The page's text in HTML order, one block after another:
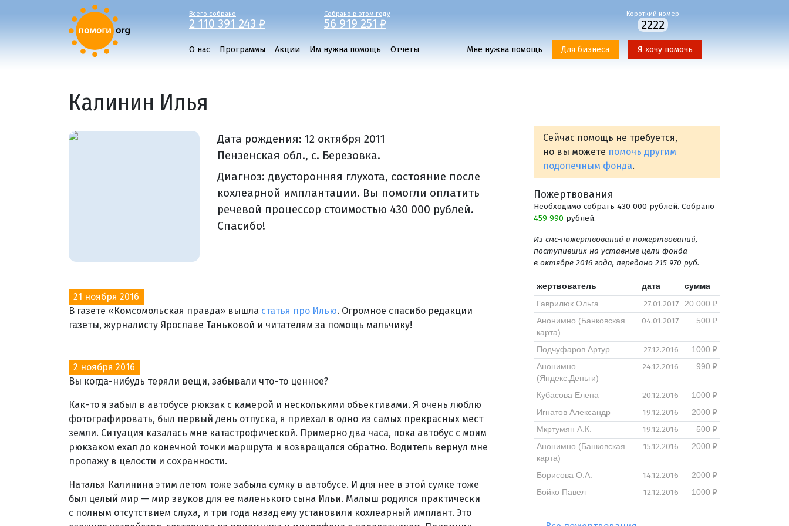
Всего собрано
2 110 391 243 ₽
Собрано в этом году
56 919 251 ₽
Короткий номер
2222
О нас Программы Акции Им нужна помощь Отчеты Мне нужна помощь Для бизнеса Я хочу помочь
Калинин Илья
Дата рождения:12 октября 2011
Пензенская обл., с. Березовка.
Диагноз: двусторонняя глухота, состояние после
кохлеарной имплантации. Вы помогли оплатить
речевой процессор стоимостью 430 000 рублей.
Спасибо!
21 ноября 2016
В газете «Комсомольская правда» вышла статья про Илью. Огромное спасибо редакции
газеты, журналисту Ярославе Таньковой и читателям за помощь мальчику!
2 ноября 2016
Вы когда-нибудь теряли вещи, забывали что-то ценное?
Как-то я забыл в автобусе рюкзак с камерой и несколькими объективами. Я очень люблю
фотографировать, был первый день отпуска, я приехал в одно из самых прекрасных мест
земли. Ситуация казалась мне катастрофической. Примерно два часа, пока автобус с моим
рюкзаком ехал до конечной точки маршрута и возвращался обратно. Водитель вернул мне
пропажу в целости и сохранности.
Наталья Калинина этим летом тоже забыла сумку в автобусе. И для нее в этой сумке тоже
был целый мир — мир звуков для ее маленького сына Ильи. Малыш родился практически
с полным отсутствием слуха, и три года назад ему установили кохлеарный имплант. Это
Сейчас помощь не требуется,
но вы можете помочь другим
подопечным фонда.
Пожертвования
Необходимо собрать 430 000 рублей. Собрано
459 990 рублей.
Из смс-пожертвований и пожертвований,
поступивших на уставные цели фонда
в октябре 2016 года, передано 215 970 руб.
жертвователь дата
сумма
Гаврилюк Ольга
27.01.2017
20 000 ₽
Анонимно (Банковская
карта)
04.01.2017 500 ₽
Подчуфаров Артур 27.12.2016
1000 ₽
Анонимно
(Яндекс.Деньги)
24.12.2016 990 ₽
Кубасова Елена 20.12.2016
1000 ₽
Игнатов Александр
19.12.2016
2000 ₽
Мкртумян А.К.
19.12.2016
500 ₽
Анонимно (Банковская
карта)
15.12.2016 2000 ₽
Борисова О.А. 14.12.2016
2000 ₽
Бойко Павел
12.12.2016 1000 ₽